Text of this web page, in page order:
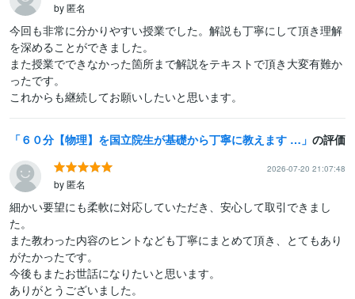
by 匿名
今回も非常に分かりやすい授業でした。解説も丁寧にして頂き理解
を深めることができました。
また授業でできなかった箇所まで解説をテキストで頂き大変有難か
ったです。
これからも継続してお願いしたいと思います。
６０分【物理】を国立院生が基礎から丁寧に教えます 初回お試し歓迎！物理を授業から受験対策までサポートします の評価
2026-07-20 21:07:48
by 匿名
細かい要望にも柔軟に対応していただき、安心して取引できまし
た。
また教わった内容のヒントなども丁寧にまとめて頂き、とてもあり
がたかったです。
今後もまたお世話になりたいと思います。
ありがとうございました。